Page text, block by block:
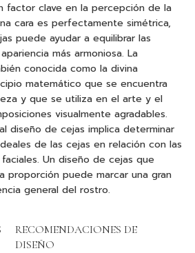
factor clave en la percepción de la
cara es perfectamente simétrica,
puede ayudar a equilibrar las
más armoniosa. La
conocida como la divina
matemático que se encuentra
y que se utiliza en el arte y el
visualmente agradables.
diseño de cejas implica determinar
de las cejas en relación con las
Un diseño de cejas que
proporción puede marcar una gran
general del rostro.
RECOMENDACIONES DE
DISEÑO